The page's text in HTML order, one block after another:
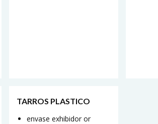
TARROS PLASTICO
envase exhibidor or